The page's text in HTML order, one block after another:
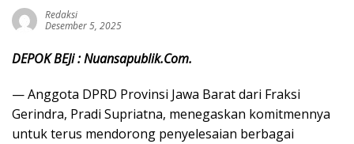
Redaksi
Desember 5, 2025
DEPOK BEJi : Nuansapublik.Com.
— Anggota DPRD Provinsi Jawa Barat dari Fraksi
Gerindra, Pradi Supriatna, menegaskan komitmennya
untuk terus mendorong penyelesaian berbagai